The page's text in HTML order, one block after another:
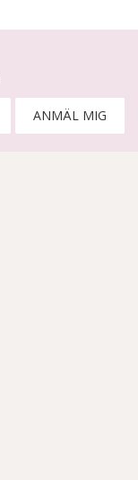
ANMÄL MIG